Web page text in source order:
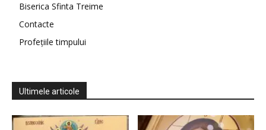
Biserica Sfinta Treime
Contacte
Profețiile timpului
Ultimele articole